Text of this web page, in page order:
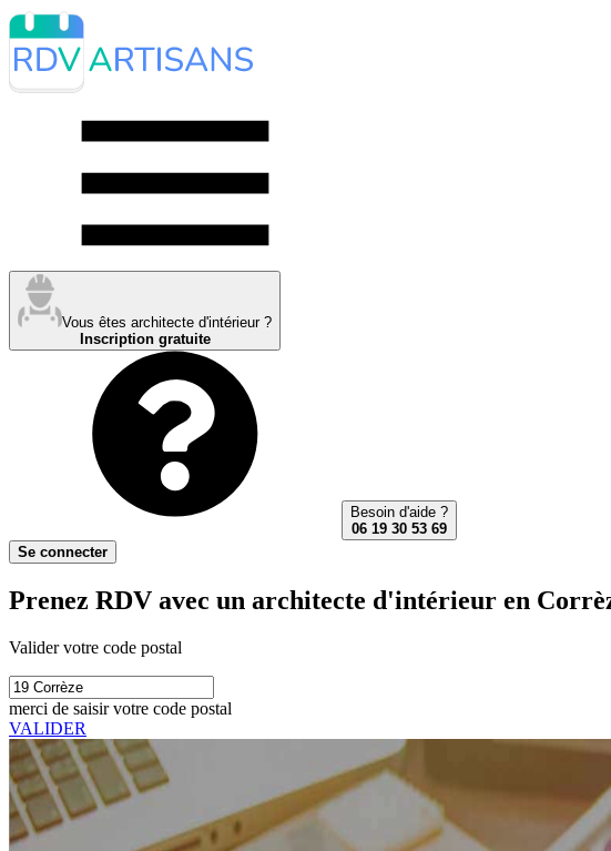
Vous êtes architecte d'intérieur ?
Inscription gratuite
Besoin d'aide ?
06 19 30 53 69
Se connecter
Prenez RDV avec un architecte d'intérieur en
Valider votre code postal
merci de saisir votre code postal
VALIDER